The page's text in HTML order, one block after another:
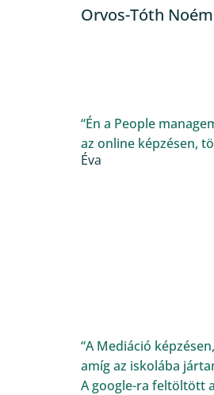
Orvos-Tóth
“Én a People
az online képzésen,
Éva
“A Mediáció
amíg az iskolába
A google-ra feltöltött